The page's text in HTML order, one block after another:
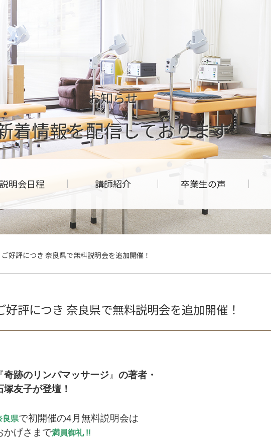
お知らせ
着情報を配信しております
明会日程 講師紹介 卒業生の声
ご好評につき 奈良県で無料説明会を追加開催！
好評につき 奈良県で無料説明会を追加開催！
奇跡のリンパマッサージ 』 の著者・
塚友子が登壇！
良県で初開催の4月無料説明会は
かげさまで満員御礼 !!